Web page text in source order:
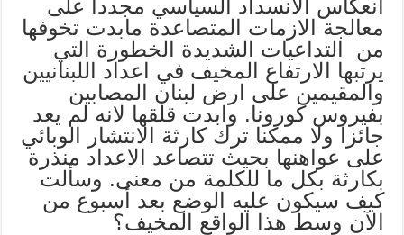
انعكاس الانسداد السياسي مجدداً على
معالجة الازمات المتصاعدة مابدت تخوفها
من التداعيات الشديدة الخطورة التي
يرتبها الارتفاع المخيف في اعداد اللبنانيين
والمقيمين على ارض لبنان المصابين
بفيروس كورونا. وابدت قلقها لانه لم يعد
جائزا ولا ممكنا ترك كارثة الانتشار الوبائي
على عواهنها بحيث تتصاعد الاعداد منذرة
بكارثة بكل ما للكلمة من معنى. وسألت
كيف سيكون عليه الوضع بعد أسبوع من
الآن وسط هذا الواقع المخيف؟